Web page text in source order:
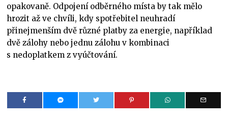
opakovaně. Odpojení odběrného místa by tak mělo
hrozit až ve chvíli, kdy spotřebitel neuhradí
přinejmenším dvě různé platby za energie, například
dvě zálohy nebo jednu zálohu v kombinaci
s nedoplatkem z vyúčtování.